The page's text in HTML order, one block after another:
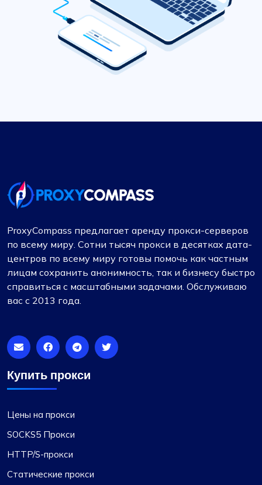
ProxyCompass предлагает аренду прокси-серверов
по всему миру. Сотни тысяч прокси в десятках дата-
центров по всему миру готовы помочь как частным
лицам сохранить анонимность, так и бизнесу быстро
справиться с масштабными задачами. Обслуживаю
вас с 2013 года.
Купить прокси
Цены на прокси
SOCKS5 Прокси
HTTP/S-прокси
Статические прокси